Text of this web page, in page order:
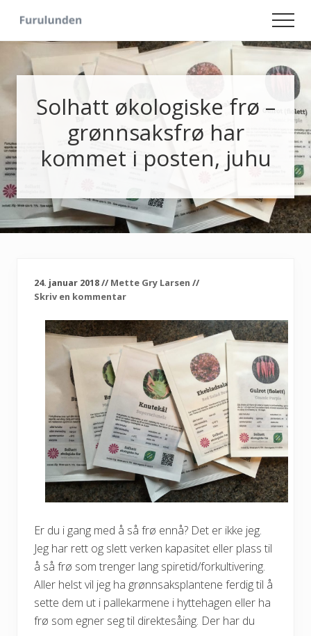
main
content
primary
sidebar
Hageliv
Lise
for
sjelenSolhatt økologiske frø –
grønnsaksfrø har
kommet i posten, juhu
24. januar 2018// Mette Gry Larsen //
Skriv en kommentar
Er du i gang med å så frø ennå? Det er ikke jeg.
Jeg har rett og slett verken kapasitet eller plass til
å så frø som trenger lang spiretid/forkultivering.
Aller helst vil jeg ha grønnsaksplantene ferdig til å
sette dem ut i pallekarmene i hyttehagen eller ha
frø som egner seg til direktesåing. Der har du